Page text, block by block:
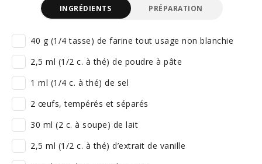
INGRÉDIENTS PRÉPARATION
40 g (1/4 tasse) de farine tout usage non blanchie
2,5 ml (1/2 c. à thé) de poudre à pâte
1 ml (1/4 c. à thé) de sel
2 œufs, tempérés et séparés
30 ml (2 c. à soupe) de lait
2,5 ml (1/2 c. à thé) d’extrait de vanille